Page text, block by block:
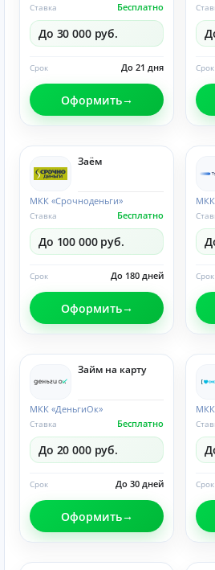
Бесплатно
Ставка
До 30 000 руб.
До 21 дня
Срок
Оформить
Срок
Заём
МКК «Срочноденьги»
Бесплатно
Ставка
До 100 000 руб.
До 180 дней
Срок
Оформить
МКК
Срок
Займ на карту
МКК «ДеньгиОк»
Бесплатно
Ставка
До 20 000 руб.
До 30 дней
Срок
Оформить
МКК
Срок